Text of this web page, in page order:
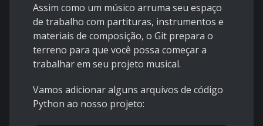
Assim como um músico arruma seu espaço
de trabalho com partituras, instrumentos e
materiais de composição, o Git prepara o
terreno para que você possa começar a
trabalhar em seu projeto musical.
Vamos adicionar alguns arquivos de código
Python ao nosso projeto: